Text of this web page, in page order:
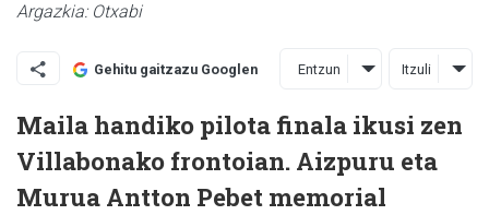
Argazkia: Otxabi
Gehitu gaitzazu Googlen Entzun Itzuli
Maila handiko pilota finala ikusi zen
Villabonako frontoian. Aizpuru eta
Murua Antton Pebet memorial